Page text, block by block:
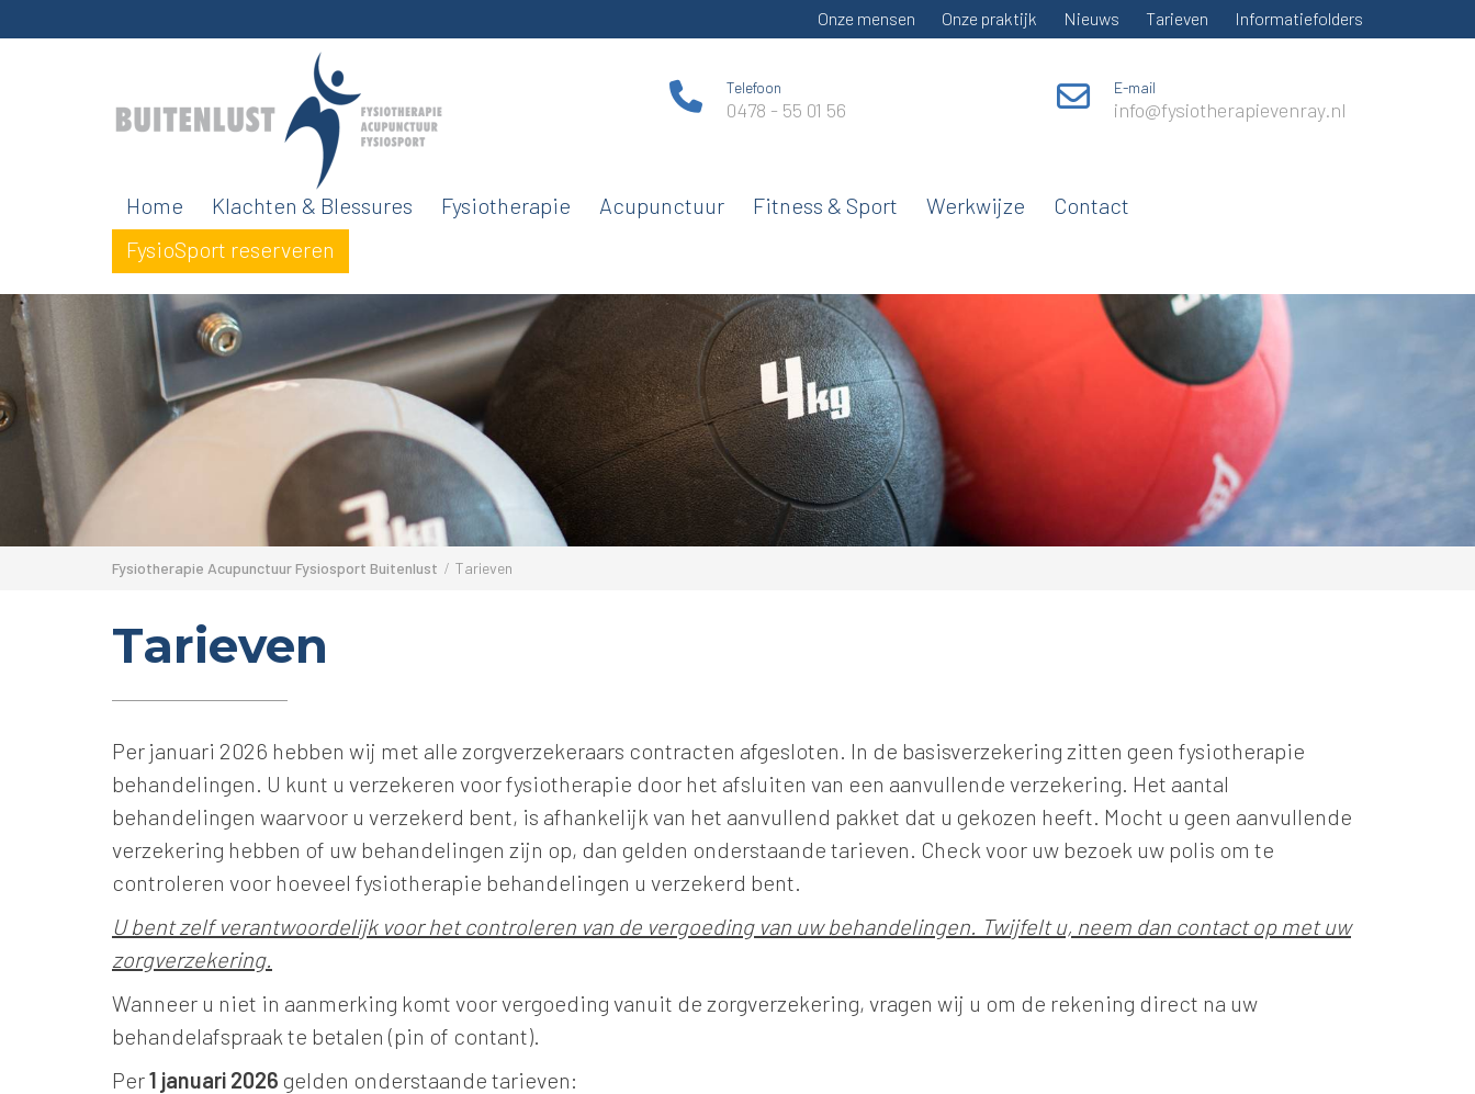
Onze mensen Onze praktijk Nieuws Tarieven Informatiefolders
Telefoon
0478 - 55 01 56
E-mail
info@fysiotherapievenray.nl
Home Klachten & Blessures Fysiotherapie Acupunctuur Fitness & Sport Werkwijze
Contact
FysioSport reserveren
Fysiotherapie Acupunctuur Fysiosport Buitenlust Tarieven
Tarieven
Per januari 2026 hebben wij met alle zorgverzekeraars contracten afgesloten. In de basisverzekering zitten geen fysiotherapie
behandelingen. U kunt u verzekeren voor fysiotherapie door het afsluiten van een aanvullende verzekering. Het aantal
behandelingen waarvoor u verzekerd bent, is afhankelijk van het aanvullend pakket dat u gekozen heeft. Mocht u geen aanvullende
verzekering hebben of uw behandelingen zijn op, dan gelden onderstaande tarieven. Check voor uw bezoek uw polis om te
controleren voor hoeveel fysiotherapie behandelingen u verzekerd bent.
U bent zelf verantwoordelijk voor het controleren van de vergoeding van uw behandelingen. Twijfelt u, neem dan contact op met uw
zorgverzekering.
Wanneer u niet in aanmerking komt voor vergoeding vanuit de zorgverzekering, vragen wij u om de rekening direct na uw
behandelafspraak te betalen (pin of contant).
Per1 januari 2026 gelden onderstaande tarieven: